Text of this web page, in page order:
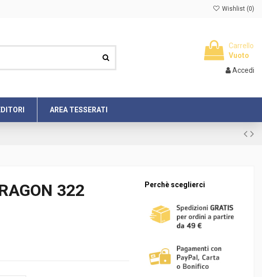
Wishlist (0)
Carrello
Vuoto
Accedi
AREA TESSERATI
322 Perchè sceglierci